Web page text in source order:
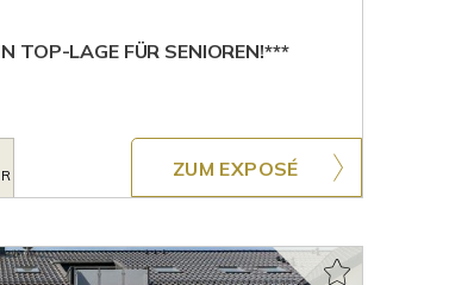
LAGE FÜR SENIOREN!***
ZUM EXPOSÉ